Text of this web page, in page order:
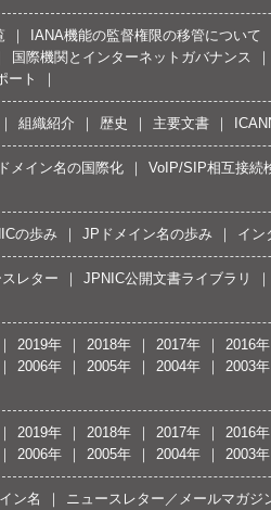
IANA機能の監督権限の移管について
国際機関とインターネットガバナンス
ート
組織紹介 歴史 主要文書
ドメイン名の国際化
VoIP/SIP相互接続
の歩み JPドメイン名の歩み イン
レター
JPNIC公開文書ライブラリ
2019年 2018年 2017年
2016年
2006年 2005年 2004年
2003年
2019年 2018年 2017年
2016年
2006年 2005年 2004年 2003年
ン名
ニュースレター／メールマガジ